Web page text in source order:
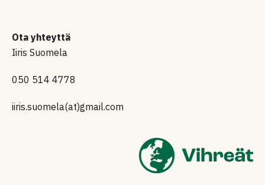
Ota yhteyttä
Iiris Suomela
050 514 4778
iiris.suomela(at)gmail.com